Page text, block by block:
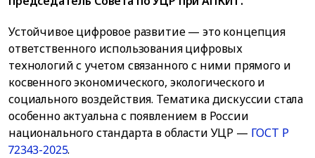
Устойчивое цифровое развитие — это концепция
ответственного использования цифровых
технологий с учетом связанного с ними прямого и
косвенного экономического, экологического и
социального воздействия. Тематика дискуссии стала
особенно актуальна с появлением в России
национального стандарта в области УЦР — ГОСТ Р
72343-2025.